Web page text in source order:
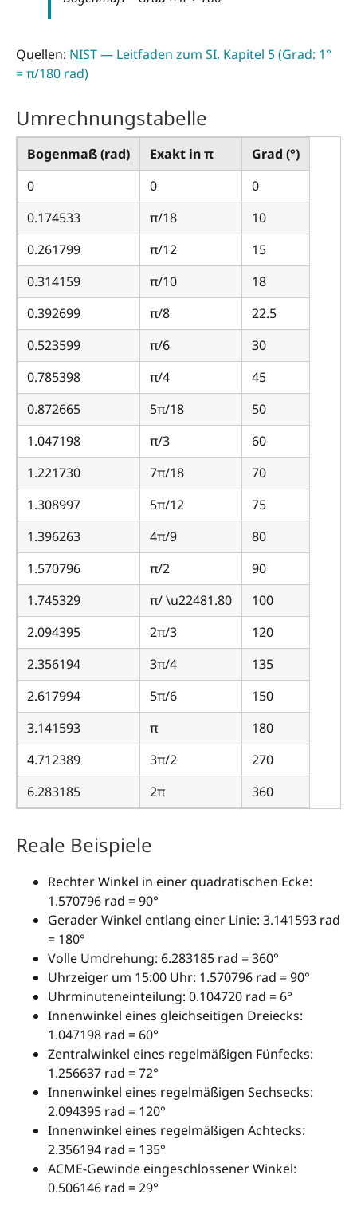
Quellen: NIST — Leitfaden zum SI, Kapitel 5 (Grad: 1°
= π/180 rad)
Umrechnungstabelle
Bogenmaß (rad) Exakt in π
Grad (°)
0
0
0
0.174533
π/18
10
0.261799
π/12
15
0.314159
π/10
18
0.392699
π/8
22.5
0.523599
π/6
30
0.785398
π/4
45
0.872665
5π/18
50
1.047198
π/3
60
1.221730
7π/18
70
1.308997
5π/12
75
1.396263
4π/9
80
1.570796
π/2
90
1.745329
π/ \u22481.80
100
2.094395
2π/3
120
2.356194
3π/4
135
2.617994
5π/6
150
3.141593
π
180
4.712389
3π/2
270
6.283185
2π 360
Reale Beispiele
Rechter Winkel in einer quadratischen Ecke:
1.570796 rad = 90°
Gerader Winkel entlang einer Linie: 3.141593 rad
= 180°
Volle Umdrehung: 6.283185 rad = 360°
Uhrzeiger um 15:00 Uhr: 1.570796 rad = 90°
Uhrminuteneinteilung: 0.104720 rad = 6°
Innenwinkel eines gleichseitigen Dreiecks:
1.047198 rad = 60°
Zentralwinkel eines regelmäßigen Fünfecks:
1.256637 rad = 72°
Innenwinkel eines regelmäßigen Sechsecks:
2.094395 rad = 120°
Innenwinkel eines regelmäßigen Achtecks:
2.356194 rad = 135°
ACME-Gewinde eingeschlossener Winkel:
0.506146 rad = 29°